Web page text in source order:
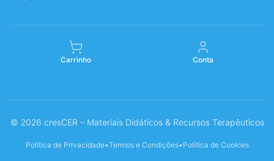
Carrinho Conta
© 2026 cresCER – Materiais Didáticos & Recursos Terapêuticos
Política de Privacidade•Termos e Condições•Política de Cookies